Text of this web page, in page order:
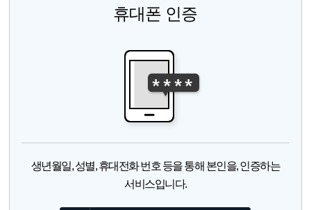
휴대폰 인증
생년월일, 성별, 휴대전화 번호 등을 통해 본인을,인증하는
서비스입니다.